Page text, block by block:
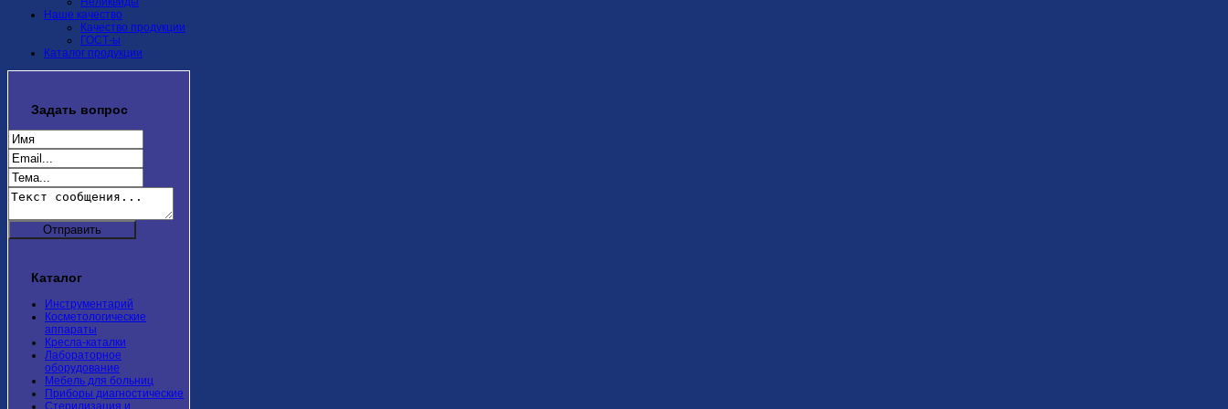
Наше качество
Качество продукции
ГОСТ-ы
Каталог продукции
Задать вопрос
Каталог
Инструментарий
Косметологические
аппараты
Кресла-каталки
Лабораторное
оборудование
Мебель для больниц
Приборы диагностические
Стерилизация и